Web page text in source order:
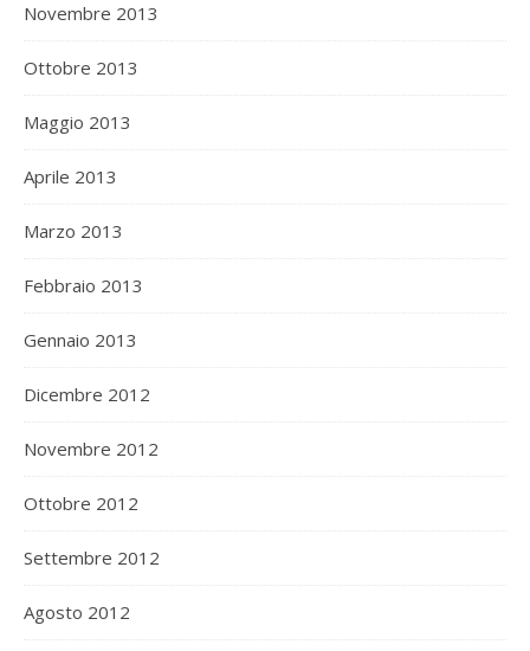
Novembre 2013
Ottobre 2013
Maggio 2013
Aprile 2013
Marzo 2013
Febbraio 2013
Gennaio 2013
Dicembre 2012
Novembre 2012
Ottobre 2012
Settembre 2012
Agosto 2012